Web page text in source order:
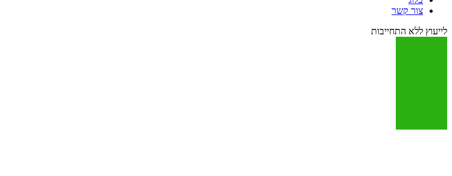
צור קשר
לייעוץ ללא התחייבות